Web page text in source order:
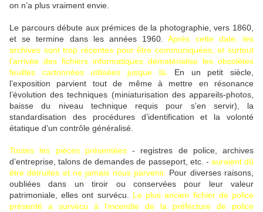
on n’a plus vraiment envie.
Le parcours débute aux prémices de la photographie, vers 1860,
et se termine dans les années 1960.Après cette date, les
archives sont trop récentes pour être communiquées, et surtout
l’arrivée des fichiers informatiques dématérialise les obsolètes
feuilles cartonnées utilisées jusque là.
En un petit siècle,
l’exposition parvient tout de même à mettre en résonance
l’évolution des techniques (miniaturisation des appareils-photos,
baisse du niveau technique requis pour s’en servir), la
standardisation des procédures d’identification et la volonté
étatique d’un contrôle généralisé.
Toutes les pièces présentées- registres de police, archives
d’entreprise, talons de demandes de passeport, etc. - auraient dû
être détruites et ne jamais nous parvenir. Pour diverses raisons,
oubliées dans un tiroir ou conservées pour leur valeur
patrimoniale, elles ont survécu. Le plus ancien fichier de police
présenté a survécu à l’incendie de la préfecture de police